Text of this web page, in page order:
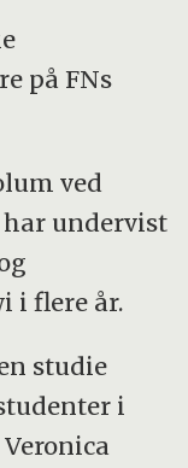
og
med
om
på FNs
ved
har undervist
i flere år.
studie
i